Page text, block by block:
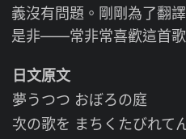
義沒有問題。剛剛為了翻
是非——常非常喜歡這首歌
日文原文
夢うつつ おぼろの庭
次の歌を まちくたびれて